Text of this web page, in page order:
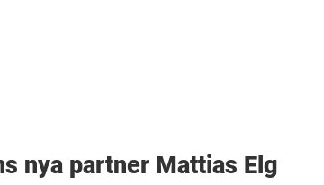
nya partner Mattias Elg